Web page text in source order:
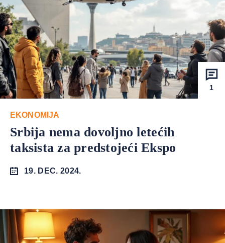
1
EKONOMIJA
Srbija nema dovoljno letećih
taksista za predstojeći Ekspo
19. DEC. 2024.